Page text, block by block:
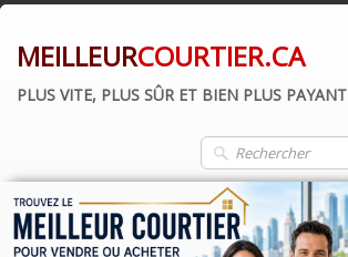
MEILLEURCOURTIER.CA
PLUS VITE, PLUS SÛR ET BIEN PLUS PAYANT